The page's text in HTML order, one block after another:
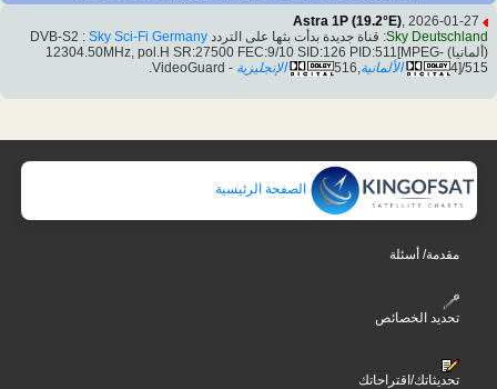
Astra 1P (19.2°E), 2026-01-27
Sky Deutschland: قناة جديدة بدأت بثها على التردد DVB-S2 : Sky Sci-Fi Germany
(ألمانيا) 12304.50MHz, pol.H SR:27500 FEC:9/10 SID:126 PID:511[MPEG-
4]/515
الألمانية,516 الإنجليزية - VideoGuard.
الصفحة الرئيسية
مقدمة/ أسئلة
تحديد الخصائص
تحديثاتك/اقتراحاتك